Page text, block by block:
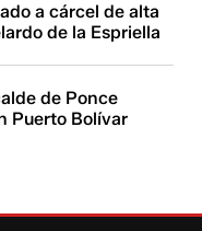
a cárcel de alta
de la Espriella
de Ponce
Puerto Bolívar